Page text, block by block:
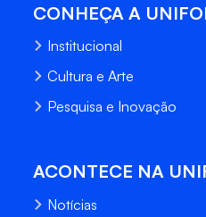
CONHEÇA A
Institucional
Cultura e Arte
Pesquisa e Inovação
ACONTECE NA
Notícias